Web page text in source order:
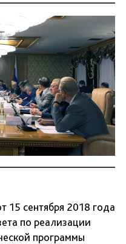
15 сентября 2018 года
по реализации
программы